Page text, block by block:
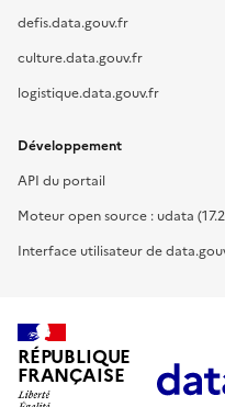
defis.data.gouv.fr
culture.data.gouv.fr
logistique.data.gouv.fr
Développement
API du portail
Moteur open source : udata
Interface utilisateur de
RÉPUBLIQUE
FRANÇAISE